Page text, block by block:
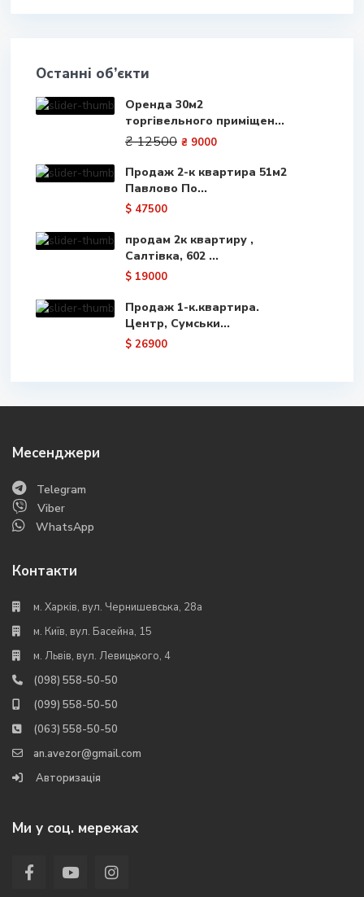
Останні об’єкти
Оренда 30м2
торгівельного приміщен...
₴ 12500 ₴ 9000
Продаж 2-к квартира 51м2
Павлово По...
$ 47500
продам 2к квартиру ,
Салтівка, 602 ...
$ 19000
Продаж 1-к.квартира.
Центр, Сумськи...
$ 26900
Месенджери
Telegram
Viber
WhatsApp
Контакти
м. Харків, вул. Чернишевська, 28а
м. Київ, вул. Басейна, 15
м. Львів, вул. Левицького, 4
(098) 558-50-50
(099) 558-50-50
(063) 558-50-50
an.avezor@gmail.com
Авторизація
Ми у соц. мережах